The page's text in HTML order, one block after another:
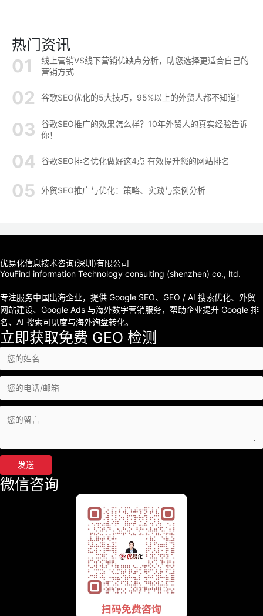
热门资讯
线上营销VS线下营销优缺点分析，助您选择更适合自己的
营销方式
谷歌SEO优化的5大技巧，95%以上的外贸人都不知道！
谷歌SEO推广的效果怎么样？10年外贸人的真实经验告诉
你！
谷歌SEO排名优化做好这4点 有效提升您的网站排名
外贸SEO推广与优化：策略、实践与案例分析
优易化信息技术咨询(深圳)有限公司
YouFind information Technology consulting (shenzhen) co., ltd.
专注服务中国出海企业，提供 Google SEO、GEO / AI 搜索优化、外贸
网站建设、Google Ads 与海外数字营销服务，帮助企业提升 Google 排
名、AI 搜索可见度与海外询盘转化。
立即获取免费 GEO 检测
发送
微信咨询